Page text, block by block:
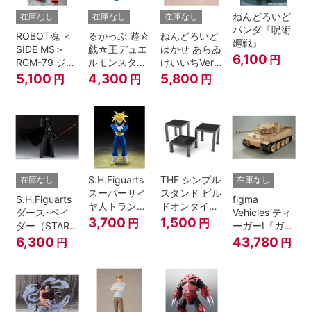
在庫なし
ROBOT魂 ＜
SIDE MS＞
RGM-79 ジム
ver.
A.N.I.M.E.
5,100 円
在庫なし
るかっぷ 遊☆
戯☆王デュエ
ルモンスター
ズ ブラック・
マジシャン・
4,300 円
在庫なし
ねんどろいど
はかせ あらゐ
けいいちVer.
『日常』
5,800 円
ねんどろいど
パンダ『呪術
廻戦』
6,100 円
在庫なし
S.H.Figuarts
ダース･ベイ
ダー（STAR
WARS: Return
of the Jedi）
6,300 円
S.H.Figuarts
スーパーサイ
ヤ人トランク
ス-その身に秘
めしスーパー
Z』
3,700 円
THE シンプル
スタンド ビル
ドオンタイプ
(ブラック)
1,500 円
在庫なし
figma
Vehicles ティ
ーガーI『ガー
ルズ&パンツ
ァー』
43,780 円